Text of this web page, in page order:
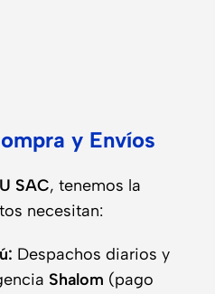
y Envíos
SAC, tenemos la
necesitan:
Despachos diarios y
Shalom (pago